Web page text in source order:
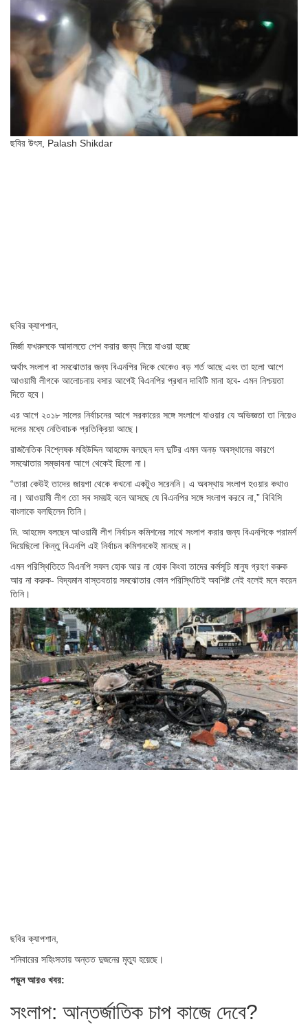
ছবির উৎস, Palash Shikdar
ছবির ক্যাপশান,
মির্জা ফখরুলকে আদালতে পেশ করার জন্য নিয়ে যাওয়া হচ্ছে
অর্থাৎ সংলাপ বা সমঝোতার জন্য বিএনপির দিকে থেকেও বড় শর্ত আছে এবং তা হলো আগে
আওয়ামী লীগকে আলোচনায় বসার আগেই বিএনপির প্রধান দাবিটি মানা হবে- এমন নিশ্চয়তা
দিতে হবে।
এর আগে ২০১৮ সালের নির্বাচনের আগে সরকারের সঙ্গে সংলাপে যাওয়ার যে অভিজ্ঞতা তা নিয়েও
দলের মধ্যে নেতিবাচক প্রতিক্রিয়া আছে।
রাজনৈতিক বিশ্লেষক মহিউদ্দিন আহমেদ বলছেন দল দুটির এমন অনড় অবস্থানের কারণে
সমঝোতার সম্ভাবনা আগে থেকেই ছিলো না।
“তারা কেউই তাদের জায়গা থেকে কখনো একটুও সরেননি। এ অবস্থায় সংলাপ হওয়ার কথাও
না। আওয়ামী লীগ তো সব সময়ই বলে আসছে যে বিএনপির সঙ্গে সংলাপ করবে না,” বিবিসি
বাংলাকে বলছিলেন তিনি।
মি. আহমেদ বলছেন আওয়ামী লীগ নির্বাচন কমিশনের সাথে সংলাপ করার জন্য বিএনপিকে পরামর্শ
দিয়েছিলো কিন্তু বিএনপি এই নির্বাচন কমিশনকেই মানছে ন।
এমন পরিস্থিতিতে বিএনপি সফল হোক আর না হোক কিংবা তাদের কর্মসূচি মানুষ গ্রহণ করুক
আর না করুক- বিদ্যমান বাস্তবতায় সমঝোতার কোন পরিস্থিতিই অবশিষ্ট নেই বলেই মনে করেন
তিনি।
ছবির ক্যাপশান,
শনিবারের সহিংসতায় অন্তত দুজনের মৃত্যু হয়েছে।
পড়ুন আরও খবর:
সংলাপ: আন্তর্জাতিক চাপ কাজে দেবে?